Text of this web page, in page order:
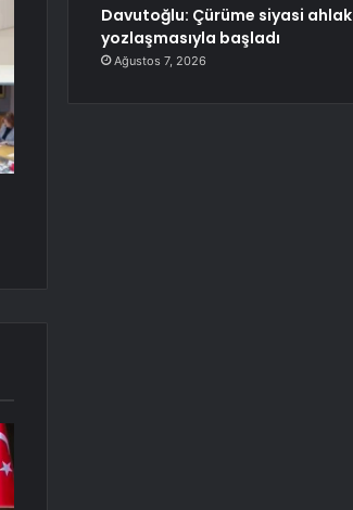
Davutoğlu: Çürüme siyasi ahlak
yozlaşmasıyla başladı
Ağustos 7, 2026